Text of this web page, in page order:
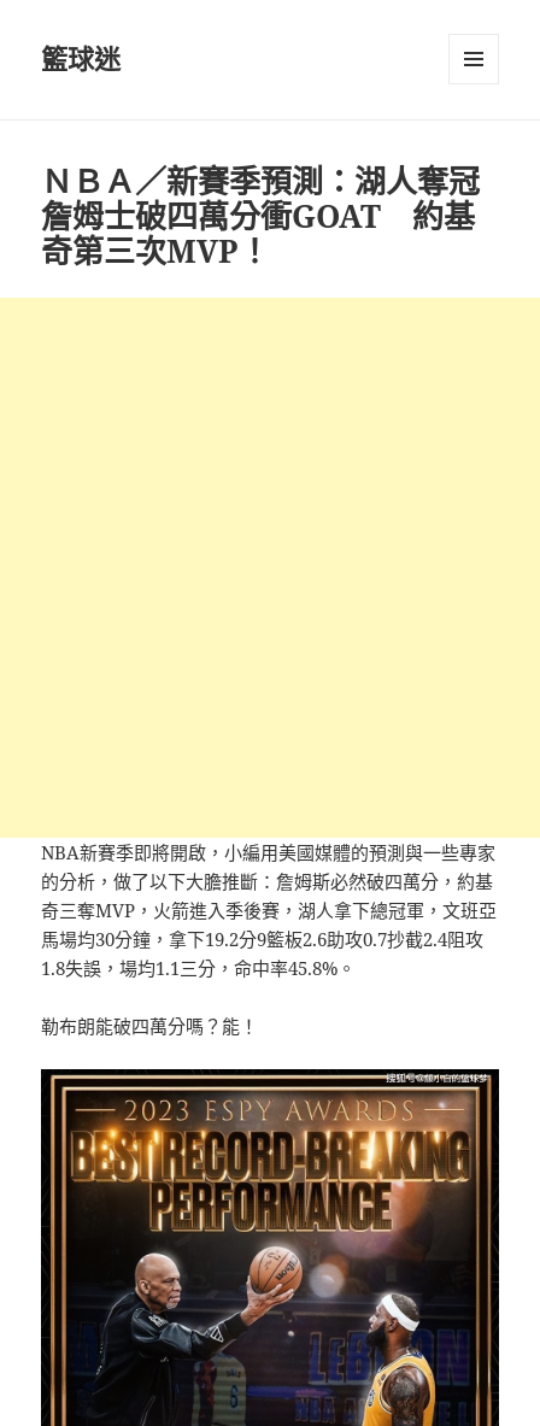
籃球迷
ＮＢＡ／新賽季預測：湖人奪冠
詹姆士破四萬分衝GOAT 約基
奇第三次MVP！
NBA新賽季即將開啟，小編用美國媒體的預測與一些專家
的分析，做了以下大膽推斷：詹姆斯必然破四萬分，約基
奇三奪MVP，火箭進入季後賽，湖人拿下總冠軍，文班亞
馬場均30分鐘，拿下19.2分9籃板2.6助攻0.7抄截2.4阻攻
1.8失誤，場均1.1三分，命中率45.8%。
勒布朗能破四萬分嗎？能！